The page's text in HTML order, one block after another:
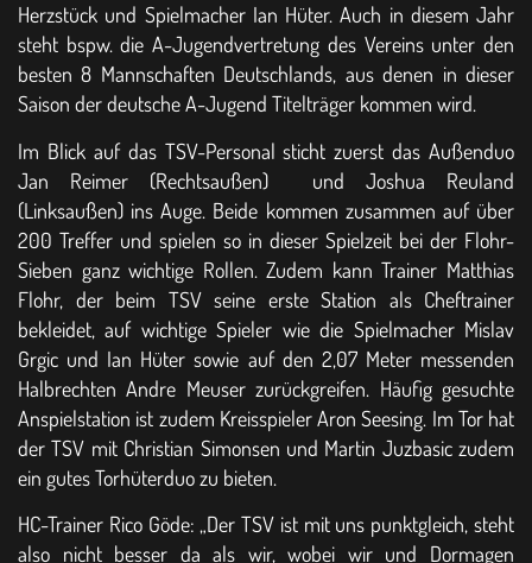
Herzstück und Spielmacher Ian Hüter. Auch in diesem Jahr
steht bspw. die A-Jugendvertretung des Vereins unter den
besten 8 Mannschaften Deutschlands, aus denen in dieser
Saison der deutsche A-Jugend Titelträger kommen wird.
Im Blick auf das TSV-Personal sticht zuerst das Außenduo
Jan Reimer (Rechtsaußen) und Joshua Reuland
(Linksaußen) ins Auge. Beide kommen zusammen auf über
200 Treffer und spielen so in dieser Spielzeit bei der Flohr-
Sieben ganz wichtige Rollen. Zudem kann Trainer Matthias
Flohr, der beim TSV seine erste Station als Cheftrainer
bekleidet, auf wichtige Spieler wie die Spielmacher Mislav
Grgic und Ian Hüter sowie auf den 2,07 Meter messenden
Halbrechten Andre Meuser zurückgreifen. Häufig gesuchte
Anspielstation ist zudem Kreisspieler Aron Seesing. Im Tor hat
der TSV mit Christian Simonsen und Martin Juzbasic zudem
ein gutes Torhüterduo zu bieten.
HC-Trainer Rico Göde: „Der TSV ist mit uns punktgleich, steht
also nicht besser da als wir, wobei wir und Dormagen